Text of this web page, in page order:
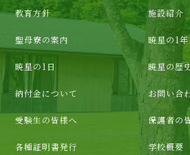
教育方針 施設紹介
聖母寮の案内 暁星の1年
暁星の1日 暁星の歴
納付金について お問い合
受験生の皆様へ 保護者の
各種証明書発行 学校概要